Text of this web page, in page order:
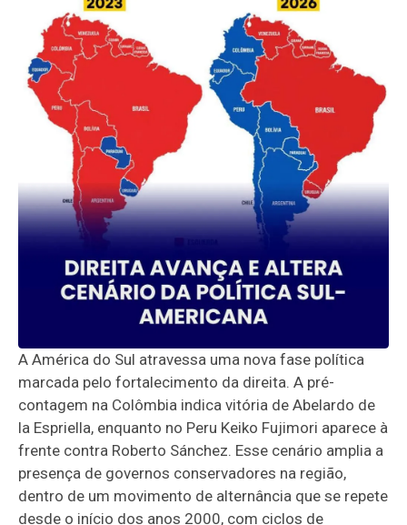
A América do Sul atravessa uma nova fase política
marcada pelo fortalecimento da direita. A pré-
contagem na Colômbia indica vitória de Abelardo de
la Espriella, enquanto no Peru Keiko Fujimori aparece à
frente contra Roberto Sánchez. Esse cenário amplia a
presença de governos conservadores na região,
dentro de um movimento de alternância que se repete
desde o início dos anos 2000, com ciclos de